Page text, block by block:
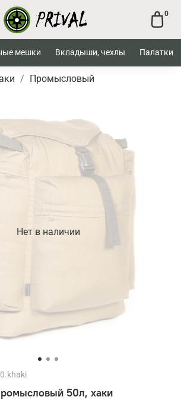
0
мешки Вкладыши, чехлы Палатки
Промысловый
Нет в наличии
50л, хаки